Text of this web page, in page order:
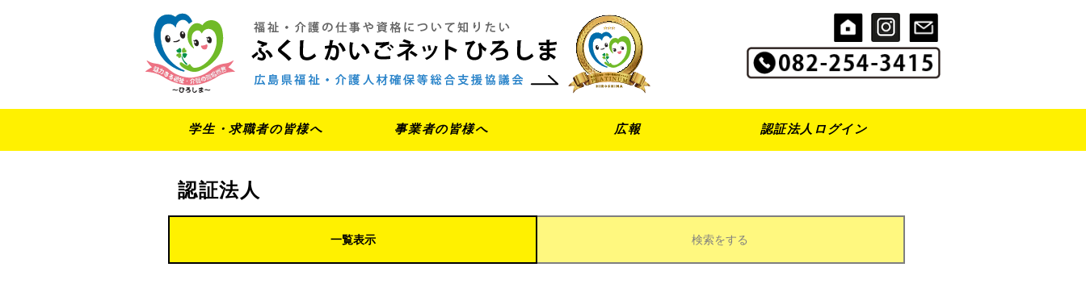
学生・求職者の皆様へ 事業者の皆様へ 広報 認証法人ログイン
認証法人
一覧表示 検索をする